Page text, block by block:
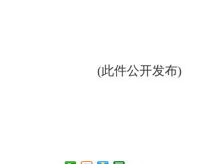
(此件公开发布)